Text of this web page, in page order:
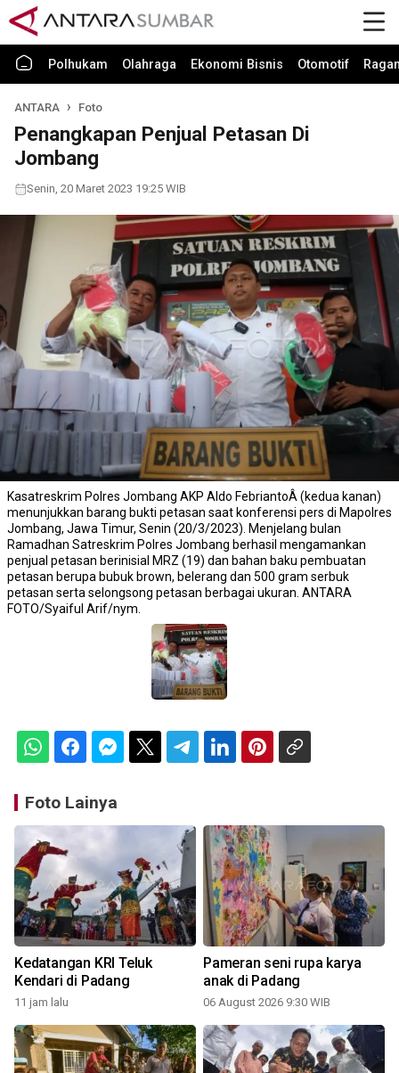
Polhukam Olahraga Ekonomi Bisnis Otomotif
ANTARA Foto
Penangkapan Penjual Petasan Di
Jombang
Senin, 20 Maret 2023 19:25 WIB
Kasatreskrim Polres Jombang AKP Aldo FebriantoÂ (kedua kanan)
menunjukkan barang bukti petasan saat konferensi pers di Mapolres
Jombang, Jawa Timur, Senin (20/3/2023). Menjelang bulan
Ramadhan Satreskrim Polres Jombang berhasil mengamankan
penjual petasan berinisial MRZ (19) dan bahan baku pembuatan
petasan berupa bubuk brown, belerang dan 500 gram serbuk
petasan serta selongsong petasan berbagai ukuran. ANTARA
FOTO/Syaiful Arif/nym.
Foto Lainya
Kedatangan KRI Teluk
Kendari di Padang
11 jam lalu
Pameran seni rupa karya
anak di Padang
06 August 2026 9:30 WIB